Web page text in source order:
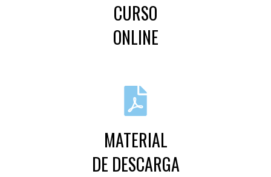
CURSO
ONLINE
MATERIAL
DE DESCARGA